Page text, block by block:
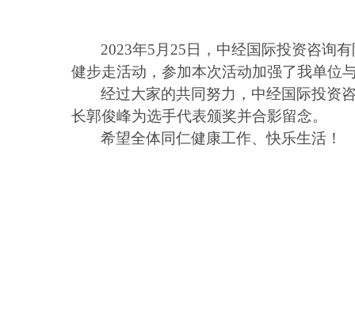
2023年5月25日，中经国际投资咨询
健步走活动，参加本次活动加强了我单位
经过大家的共同努力，中经国际投资
长郭俊峰为选手代表颁奖并合影留念。
希望全体同仁健康工作、快乐生活！